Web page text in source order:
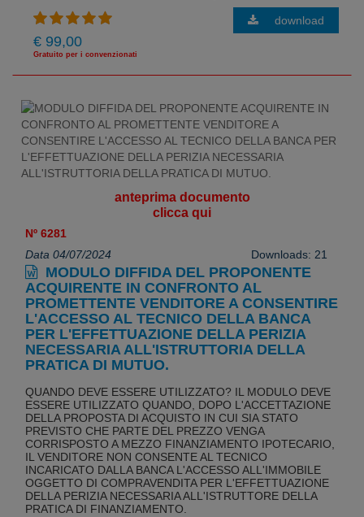
€ 99,00
Gratuito per i convenzionati
download
anteprima documento
clicca qui
Nº 6281
Data 04/07/2024
Downloads: 21
MODULO DIFFIDA DEL PROPONENTE
ACQUIRENTE IN CONFRONTO AL
PROMETTENTE VENDITORE A CONSENTIRE
L'ACCESSO AL TECNICO DELLA BANCA
PER L'EFFETTUAZIONE DELLA PERIZIA
NECESSARIA ALL'ISTRUTTORIA DELLA
PRATICA DI MUTUO.
QUANDO DEVE ESSERE UTILIZZATO? IL MODULO DEVE
ESSERE UTILIZZATO QUANDO, DOPO L'ACCETTAZIONE
DELLA PROPOSTA DI ACQUISTO IN CUI SIA STATO
PREVISTO CHE PARTE DEL PREZZO VENGA
CORRISPOSTO A MEZZO FINANZIAMENTO IPOTECARIO,
IL VENDITORE NON CONSENTE AL TECNICO
INCARICATO DALLA BANCA L'ACCESSO ALL'IMMOBILE
OGGETTO DI COMPRAVENDITA PER L'EFFETTUAZIONE
DELLA PERIZIA NECESSARIA ALL'ISTRUTTORE DELLA
PRATICA DI FINANZIAMENTO.